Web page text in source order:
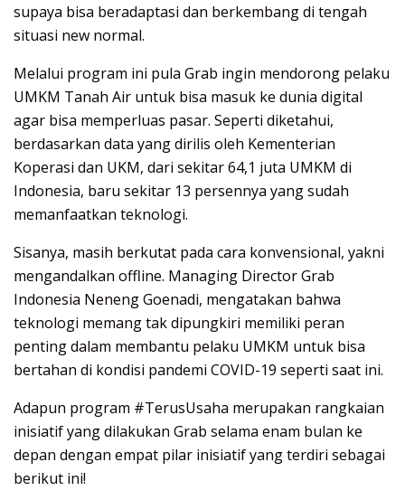
supaya bisa beradaptasi dan berkembang di tengah
situasi new normal.
Melalui program ini pula Grab ingin mendorong pelaku
UMKM Tanah Air untuk bisa masuk ke dunia digital
agar bisa memperluas pasar. Seperti diketahui,
berdasarkan data yang dirilis oleh Kementerian
Koperasi dan UKM, dari sekitar 64,1 juta UMKM di
Indonesia, baru sekitar 13 persennya yang sudah
memanfaatkan teknologi.
Sisanya, masih berkutat pada cara konvensional, yakni
mengandalkan offline. Managing Director Grab
Indonesia Neneng Goenadi, mengatakan bahwa
teknologi memang tak dipungkiri memiliki peran
penting dalam membantu pelaku UMKM untuk bisa
bertahan di kondisi pandemi COVID-19 seperti saat ini.
Adapun program #TerusUsaha merupakan rangkaian
inisiatif yang dilakukan Grab selama enam bulan ke
depan dengan empat pilar inisiatif yang terdiri sebagai
berikut ini!